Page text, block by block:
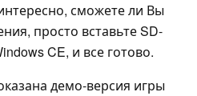
сможете ли Вы
просто вставьте SD-
CE, и все готово.
демо-версия игры